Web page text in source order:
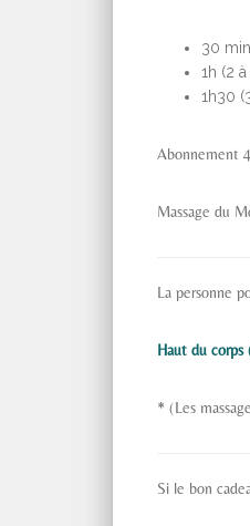
30
1h (2
1h30
Abonnement
Massage du
La personne
Haut du
* (Les
Si le bon